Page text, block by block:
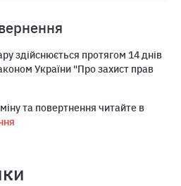
здійснюється протягом 14 днів
України "Про захист прав
та повертнення читайте в